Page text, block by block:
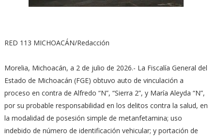
RED 113 MICHOACÁN/Redacción
Morelia, Michoacán, a 2 de julio de 2026.- La Fiscalía General del
Estado de Michoacán (FGE) obtuvo auto de vinculación a
proceso en contra de Alfredo “N”, “Sierra 2”, y María Aleyda “N”,
por su probable responsabilidad en los delitos contra la salud, en
la modalidad de posesión simple de metanfetamina; uso
indebido de número de identificación vehicular; y portación de